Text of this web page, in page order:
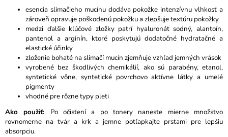
esencia slimačieho mucínu dodáva pokožke intenzívnu vlhkosť a
zároveň opravuje poškodenú pokožku a zlepšuje textúru pokožky
medzi ďalšie kľúčové zložky patrí hyaluronát sodný, alantoín,
pantenol a arginín, ktoré poskytujú dodatočné hydratačné a
elastické účinky
zloženie bohaté na slimačí mucín zjemňuje vzhľad jemných vrások
vyrobené bez škodlivých chemikálií, ako sú parabény, etanol,
syntetické vône, syntetické povrchovo aktívne látky a umelé
pigmenty
vhodné pre rôzne typy pleti
Ako použiť: Po očistení a po tonery naneste mierne množstvo
rovnomerne na tvár a krk a jemne potľapkajte prstami pre lepšiu
absorpciu.